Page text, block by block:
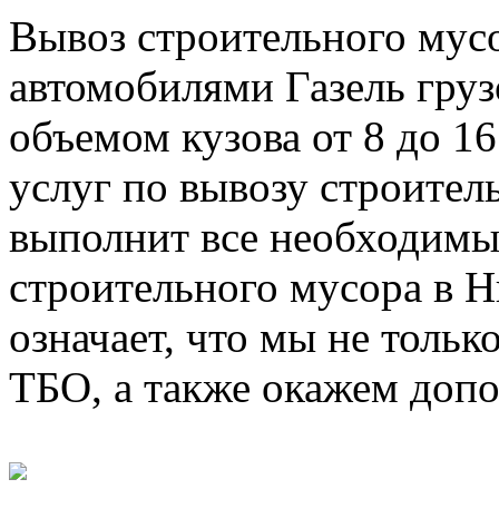
Вывоз строительного
автомобилями Газель
объемом кузова от 8 до
услуг по вывозу
выполнит все
строительного мусора в
означает, что мы не
ТБО, а также окажем